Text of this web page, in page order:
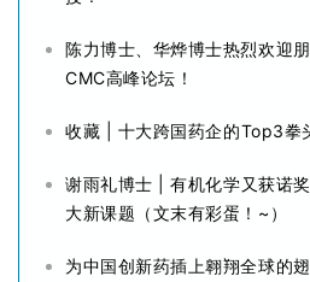
陈力博士、华烨博士热烈欢迎
CMC高峰论坛！
收藏 | 十大跨国药企的Top3拳
谢雨礼博士 | 有机化学又获诺
大新课题（文末有彩蛋！~）
为中国创新药插上翱翔全球的